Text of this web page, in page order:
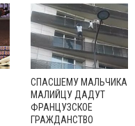
СПАСШЕМУ МАЛЬЧИКА
МАЛИЙЦУ ДАДУТ
ФРАНЦУЗСКОЕ
ГРАЖДАНСТВО